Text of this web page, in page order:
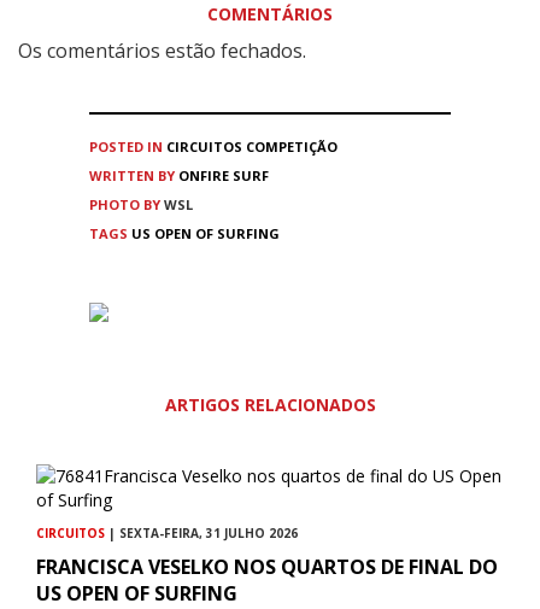
COMENTÁRIOS
Os comentários estão fechados.
POSTED IN CIRCUITOS COMPETIÇÃO
WRITTEN BY ONFIRE SURF
PHOTO BY WSL
TAGS US OPEN OF SURFING
ARTIGOS RELACIONADOS
CIRCUITOS | SEXTA-FEIRA, 31 JULHO 2026
FRANCISCA VESELKO NOS QUARTOS DE FINAL DO
US OPEN OF SURFING